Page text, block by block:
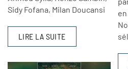
Sidy Fofana, Milan Doucansi
LIRE LA SUITE